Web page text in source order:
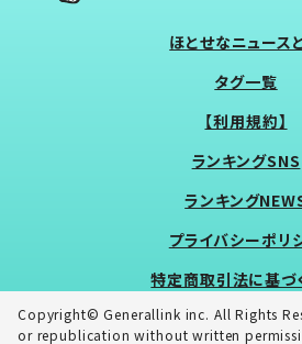
ほとせなニュース
タグ一覧
【利用規約】
ランキングSNS
ランキング
プライバシーポリ
特定商取引法に基づ
Copyright© Generallink inc. All Rights
or republication without written